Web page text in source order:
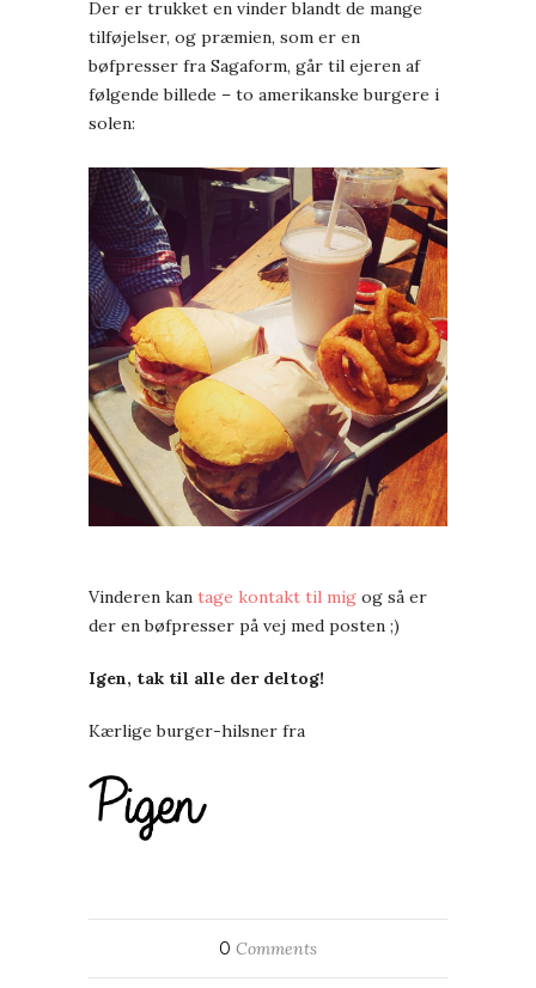
Der er trukket en vinder blandt de mange
tilføjelser, og præmien, som er en
bøfpresser fra Sagaform, går til ejeren af
følgende billede – to amerikanske burgere i
solen:
Vinderen kan tage kontakt til mig og så er
der en bøfpresser på vej med posten ;)
Igen, tak til alle der deltog!
Kærlige burger-hilsner fra
0 Comments